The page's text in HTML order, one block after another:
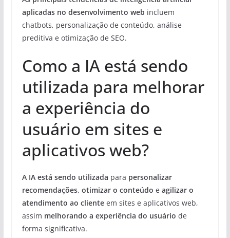
aplicadas no desenvolvimento web incluem
chatbots, personalização de conteúdo, análise
preditiva e otimização de SEO.
Como a IA está sendo
utilizada para melhorar
a experiência do
usuário em sites e
aplicativos web?
A IA está sendo utilizada para personalizar
recomendações, otimizar o conteúdo e agilizar o
atendimento ao clienteem sites e aplicativos web,
assim melhorando a experiência do usuário de
forma significativa.